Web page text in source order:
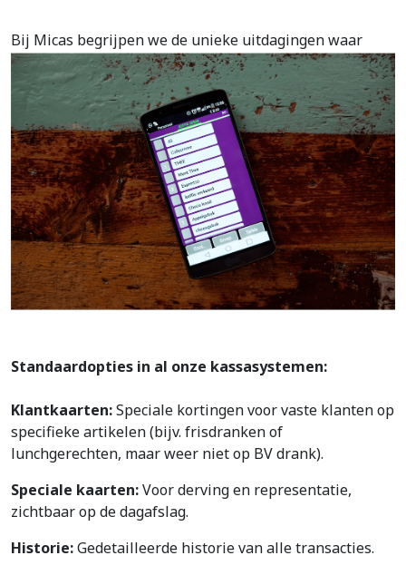
Bij Micas begrijpen we de unieke uitdagingen waar
horecaondernemers dagelijks mee te maken hebben.
Ons systeem wordt al door meer dan 500 tevreden
klanten gebruikt.
Ontworpen door experts met meer dan 20 jaar ervaring
in de horeca-technologie, biedt Micas een solide en
betrouwbare oplossing die u kunt vertrouwen.
Standaardopties in al onze kassasystemen:
Klantkaarten:Speciale kortingen voor vaste klanten op
specifieke artikelen (bijv. frisdranken of
lunchgerechten, maar weer niet op BV drank).
Speciale kaarten:Voor derving en representatie,
zichtbaar op de dagafslag.
Historie:Gedetailleerde historie van alle transacties.